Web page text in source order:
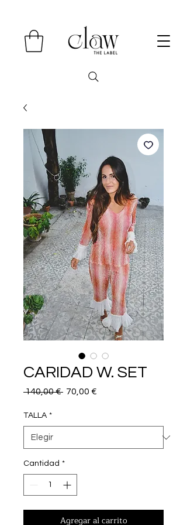
CARIDAD W. SET
140,00 € Precio
70,00 €
TALLA *
Cantidad *
Agregar al carrito